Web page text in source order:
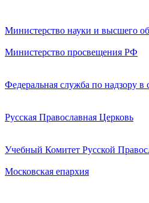
Министерство науки и высшего
Министерство просвещения РФ
Федеральная служба по надзору в
Русская Православная Церковь
Учебный Комитет Русской
Московская епархия